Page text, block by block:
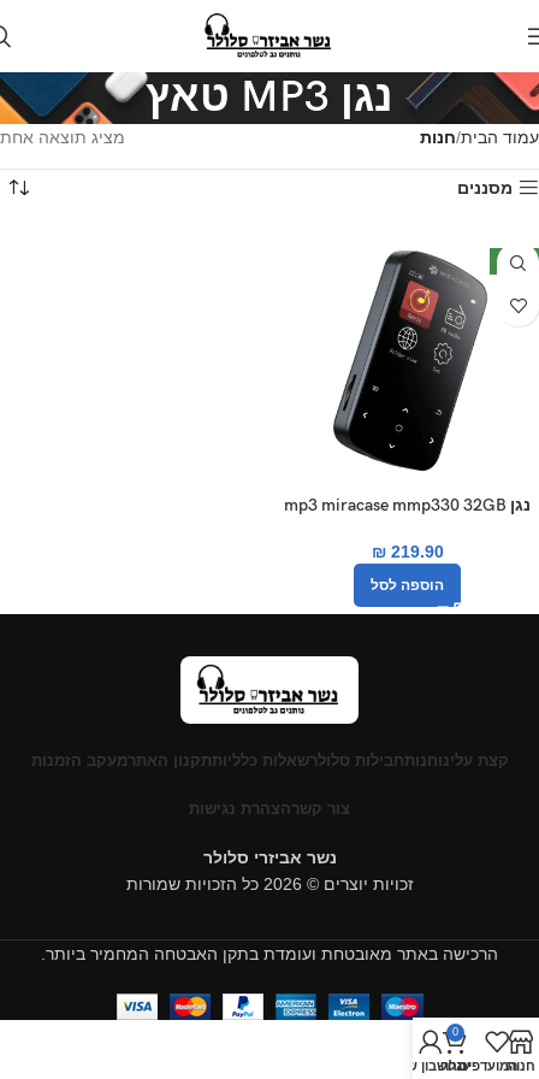
נגן MP3 טאץ
עמוד הבית חנות מציג תוצאה אחת
מסננים
חדש
נגן mp3 miracase mmp330 32GB
₪219.90
הוספה לסל
קצת עלינוחנותחבילות סלולרשאלות כלליותתקנון האתרמעקב הזמנות
צור קשרהצהרת נגישות
נשר אביזרי סלולר
זכויות יוצרים © 2026 כל הזכויות שמורות
הרכישה באתר מאובטחת ועומדת בתקן האבטחה המחמיר ביותר.
חנותהמועדפים
0
עגלה
החשבון שלי